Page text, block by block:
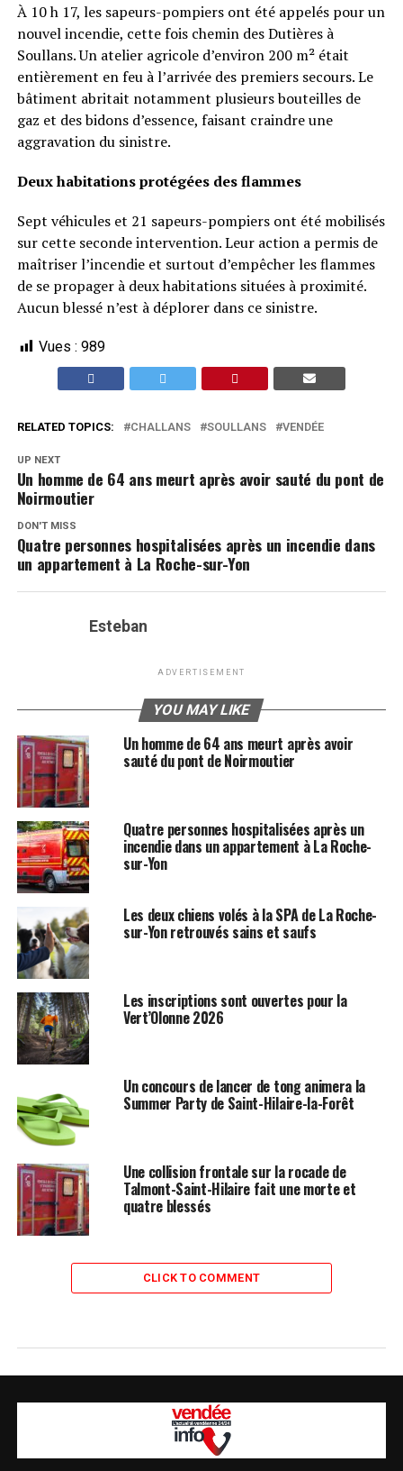
À 10 h 17, les sapeurs-pompiers ont été appelés pour un
nouvel incendie, cette fois chemin des Dutières à
Soullans. Un atelier agricole d’environ 200 m² était
entièrement en feu à l’arrivée des premiers secours. Le
bâtiment abritait notamment plusieurs bouteilles de
gaz et des bidons d’essence, faisant craindre une
aggravation du sinistre.
Deux habitations protégées des flammes
Sept véhicules et 21 sapeurs-pompiers ont été mobilisés
sur cette seconde intervention. Leur action a permis de
maîtriser l’incendie et surtout d’empêcher les flammes
de se propager à deux habitations situées à proximité.
Aucun blessé n’est à déplorer dans ce sinistre.
Vues : 989
RELATED TOPICS: CHALLANS SOULLANS VENDÉE
UP NEXT
Un homme de 64 ans meurt après avoir sauté du pont de
Noirmoutier
DON'T MISS
Quatre personnes hospitalisées après un incendie dans
un appartement à La Roche-sur-Yon
Esteban
ADVERTISEMENT
YOU MAY LIKE
Un homme de 64 ans meurt après avoir
sauté du pont de Noirmoutier
Quatre personnes hospitalisées après un
incendie dans un appartement à La Roche-
sur-Yon
Les deux chiens volés à la SPA de La Roche-
sur-Yon retrouvés sains et saufs
Les inscriptions sont ouvertes pour la
Vert’Olonne 2026
Un concours de lancer de tong animera la
Summer Party de Saint-Hilaire-la-Forêt
Une collision frontale sur la rocade de
Talmont-Saint-Hilaire fait une morte et
quatre blessés
CLICK TO COMMENT